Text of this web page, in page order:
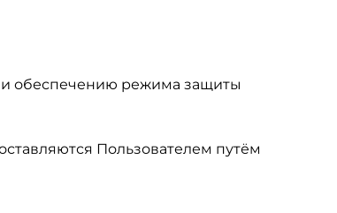
и обеспечению режима защиты
Пользователем путём